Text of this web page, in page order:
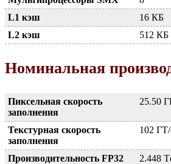
L1 кэш
16 КБ
L2 кэш
512 КБ
Номинальная
Пиксельная скорость
заполнения
25.50
Текстурная скорость
заполнения
102
Производительность FP32
2.448